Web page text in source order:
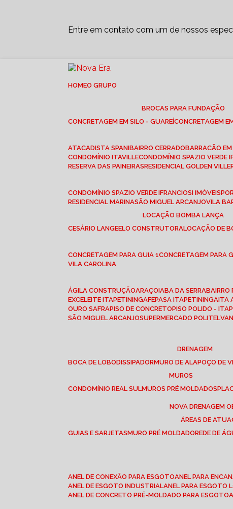
Entre em contato com um de nossos
HOME
O GRUPO
BROCAS PARA FUNDAÇÃO
CONCRETAGEM EM SILO - GUAREÍ CONCRETAGEM
ATACADISTA SPANI BAIRRO CERRADO BARRACÃO
CONDOMÍNIO ITAVILLE CONDOMÍNIO SPAZIO VERDE I
RESERVA DAS PAINEIRAS RESIDENCIAL GOLDEN VILLE
CONDOMÍNIO SPAZIO VERDE I FRANCIOSI IMÓVEIS
RESIDENCIAL MARINA SÃO MIGUEL ARCANJO VILA
LOCAÇÃO BOMBA LANÇA
CESÁRIO LANGE ELO CONSTRUTORA LOCAÇÃO DE
CONCRETAGEM PARA GUIA 1 CONCRETAGEM PARA
VILA CAROLINA
ÁGILA CONSTRUÇÃO ARAÇOIABA DA SERRA
EXCELEITE ITAPETININGA FEPASA ITAPETININGA ITA
OURO SAFRA PISO DE CONCRETO PISO POLIDO -
SÃO MIGUEL ARCANJO SUPERMERCADO POLITEL
DRENAGEM
BOCA DE LOBO DISSIPADOR MURO DE ALA POÇO DE
MUROS
CONDOMÍNIO REAL SUL
MUROS PRÉ MOLDADOS
NOVA DRENAGEM
ÁREAS DE
GUIAS E SARJETAS
MURO PRÉ MOLDADO REDE DE
ANEL DE CONEXÃO PARA ESGOTO ANEL PARA
ANEL DE ESGOTO INDUSTRIAL ANEL PARA ESGOTO
ANEL DE CONCRETO PRÉ-MOLDADO PARA ESGOTO